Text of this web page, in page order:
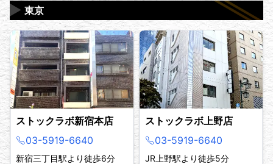
東京
▶
ストックラボ新宿本店
03-5919-6640
新宿三丁目駅より徒歩6分
ストックラボ上野店
03-5919-6640
JR上野駅より徒歩5分